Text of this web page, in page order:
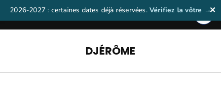
2026-2027 : certaines dates déjà réservées. Vérifiez la vôtre →✕
Aller
au
DJÉRÔME